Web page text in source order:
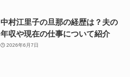
中村江里子の旦那の経歴は？夫の
年収や現在の仕事について紹介
2026年6月7日